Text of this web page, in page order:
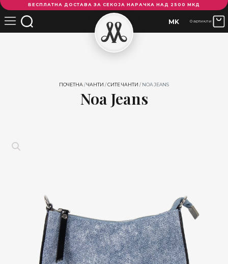
БЕСПЛАТНА ДОСТАВА ЗА СЕКОЈА НАРАЧКА НАД 2500 МКД
MK 0 артикли
ПОЧЕТНА/ЧАНТИ /СИТЕ ЧАНТИ / NOA JEANS
Noa Jeans
Jeans
количина